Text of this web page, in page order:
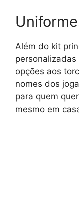
Além do kit
opções aos
nomes dos
para quem
mesmo em